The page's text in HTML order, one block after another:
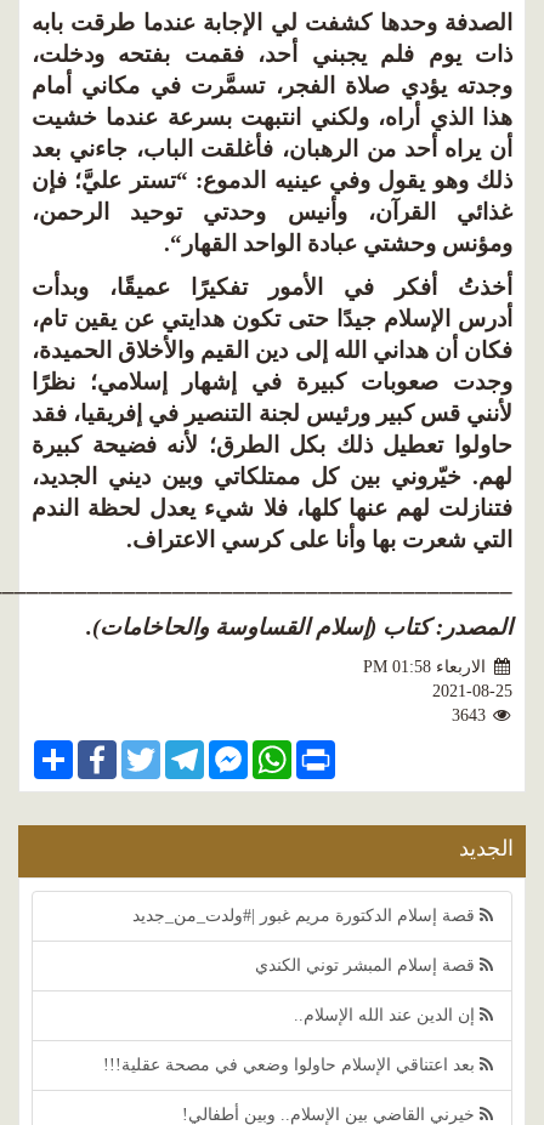
وحدها كشفت لي الإجابة عندما طرقت بابه
يوم فلم يجبني أحد، فقمت بفتحه ودخلت،
يؤدي صلاة الفجر، تسمَّرت في مكاني أمام
الذي أراه، ولكني انتبهت بسرعة عندما خشيت
يراه أحد من الرهبان، فأغلقت الباب، جاءني بعد
وهو يقول وفي عينيه الدموع: “تستر عليَّ؛ فإن
القرآن، وأنيس وحدتي توحيد الرحمن،
وحشتي عبادة الواحد القهار“.
أفكر في الأمور تفكيرًا عميقًا، وبدأت
الإسلام جيدًا حتى تكون هدايتي عن يقين تام،
أن هداني الله إلى دين القيم والأخلاق الحميدة،
صعوبات كبيرة في إشهار إسلامي؛ نظرًا
قس كبير ورئيس لجنة التنصير في إفريقيا، فقد
تعطيل ذلك بكل الطرق؛ لأنه فضيحة كبيرة
خيّروني بين كل ممتلكاتي وبين ديني الجديد،
لهم عنها كلها، فلا شيء يعدل لحظة الندم
شعرت بها وأنا على كرسي الاعتراف.
كتاب (إسلام القساوسة والحاخامات).
الاربعاء PM 01:58
2021-
Share
FacebookTwitterTelegramFacebook
Messenger
WhatsApp
قصة إسلام الدكتورة مريم غبور |#ولدت_من_جديد
قصة إسلام المبشر توني الكندي
إن الدين عند الله الإسلام..
بعد اعتناقي الإسلام حاولوا وضعي في مصحة عقلية!!!
خيرني القاضي بين الإسلام.. وبين أطفالي!